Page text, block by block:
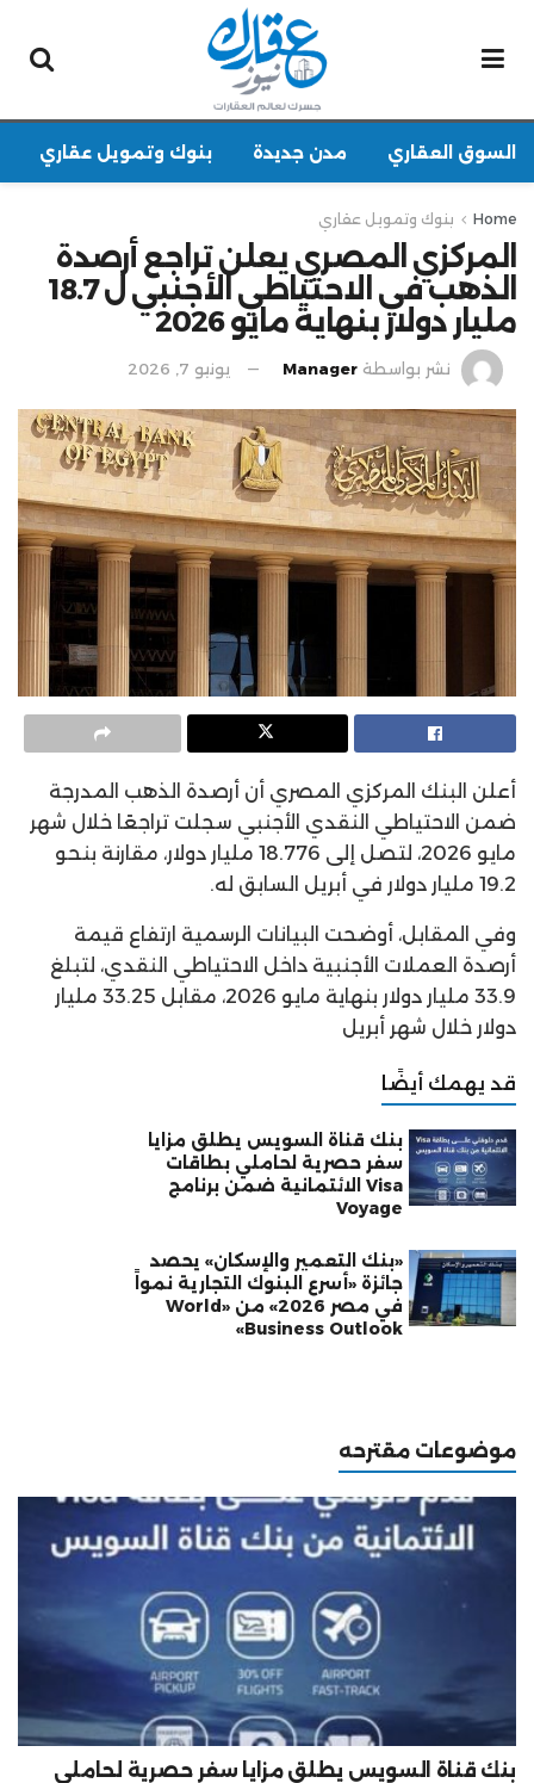
السوق العقاري مدن جديدة بنوك وتمويل عقاري
Home بنوك وتمويل عقاري
المركزي المصري يعلن تراجع أرصدة
الذهب في الاحتياطي الأجنبي ل 18.7
مليار دولار بنهاية مايو 2026
نشر بواسطة Manager يونيو 7, 2026
أعلن البنك المركزي المصري أن أرصدة الذهب المدرجة
ضمن الاحتياطي النقدي الأجنبي سجلت تراجعًا خلال شهر
مايو 2026، لتصل إلى 18.776 مليار دولار، مقارنة بنحو
19.2 مليار دولار في أبريل السابق له.
وفي المقابل، أوضحت البيانات الرسمية ارتفاع قيمة
أرصدة العملات الأجنبية داخل الاحتياطي النقدي، لتبلغ
33.9 مليار دولار بنهاية مايو 2026، مقابل 33.25 مليار
دولار خلال شهر أبريل
قد يهمك أيضًا
بنك قناة السويس يطلق مزايا
سفر حصرية لحاملي بطاقات
Visa الائتمانية ضمن برنامج
Voyage
«بنك التعمير والإسكان» يحصد
جائزة «أسرع البنوك التجارية نمواً
في مصر 2026» من «World
Business Outlook»
موضوعات مقترحه
بنك قناة السويس يطلق مزايا سفر حصرية لحاملي